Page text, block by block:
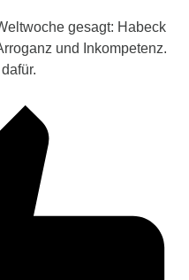
gesagt: Habeck
und Inkompetenz.